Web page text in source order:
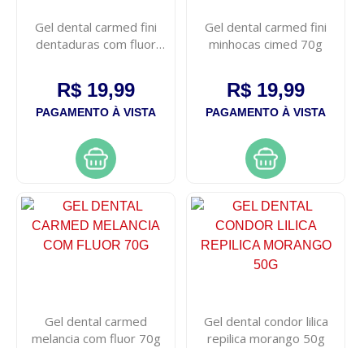
Gel dental carmed fini
dentaduras com fluor
R$ 19,99
PAGAMENTO À VISTA
Gel dental carmed fini
minhocas cimed 70g
R$ 19,99
PAGAMENTO À VISTA
Gel dental carmed
melancia com fluor 70g
Gel dental condor lilica
repilica morango 50g